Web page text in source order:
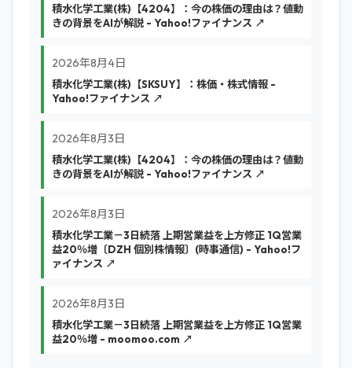
積水化学工業(株)【4204】：今の株価の理由は？値動
きの背景をAIが解説 - Yahoo!ファイナンス ↗
2026年8月4日
積水化学工業(株)【SKSUY】：株価・株式情報 -
Yahoo!ファイナンス ↗
2026年8月3日
積水化学工業(株)【4204】：今の株価の理由は？値動
きの背景をAIが解説 - Yahoo!ファイナンス ↗
2026年8月3日
積水化学工業－3日続落 上期営業益を上方修正 1Q営業
益20％増〔DZH 個別株情報〕(時事通信) - Yahoo!フ
ァイナンス ↗
2026年8月3日
積水化学工業－3日続落 上期営業益を上方修正 1Q営業
益20％増 - moomoo.com ↗